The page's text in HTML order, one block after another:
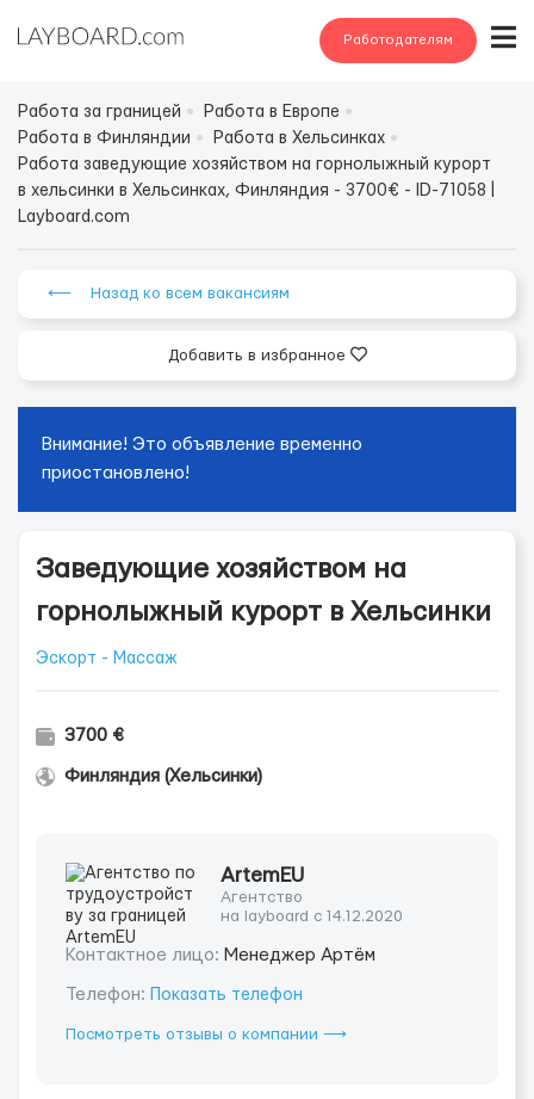
Работодателям
Работа за границей
Работа в Европе
Работа в Финляндии
Работа в Хельсинках
Работа заведующие хозяйством на горнолыжный курорт
в хельсинки в Хельсинках, Финляндия - 3700€ - ID-71058 |
Layboard.com
⟵ Назад ко всем вакансиям
Добавить в избранное
Внимание! Это объявление временно
приостановлено!
Заведующие хозяйством на
горнолыжный курорт в Хельсинки
Эскорт - Массаж
3700 €
Финляндия (Хельсинки)
ArtemEU
Агентство
на layboard с 14.12.2020
Контактное лицо: Менеджер Артём
Телефон: Показать телефон
Посмотреть отзывы о компании ⟶